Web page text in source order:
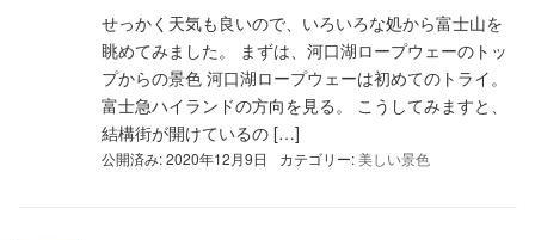
せっかく天気も良いので、いろいろな処から富士山を
眺めてみました。 まずは、河口湖ロープウェーのトッ
プからの景色 河口湖ロープウェーは初めてのトライ。
富士急ハイランドの方向を見る。 こうしてみますと、
結構街が開けているの […]
公開済み: 2020年12月9日 カテゴリー:美しい景色